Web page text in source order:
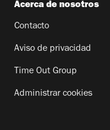
Acerca de nosotros
Contacto
Aviso de privacidad
Time Out Group
Administrar cookies